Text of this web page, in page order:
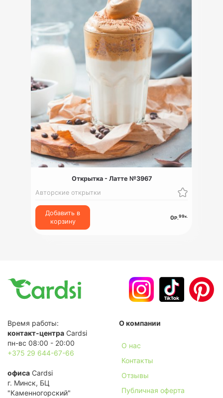
Открытка - Латте №3967
Авторские открытки
Добавить в
корзину
0Р.99к.
Время работы:
контакт-центра Cardsi
пн-вс 08:00 - 20:00
+375 29 644-67-66
офиса Cardsi
г. Минск, БЦ
"Каменногорский"
О компании
О нас
Контакты
Отзывы
Публичная оферта